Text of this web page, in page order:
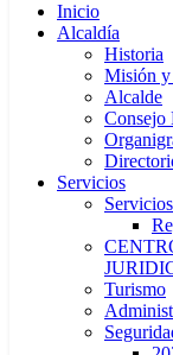
Inicio
Alcaldía
Historia
Misión
Alcalde
Consejo
Servicios
Turismo